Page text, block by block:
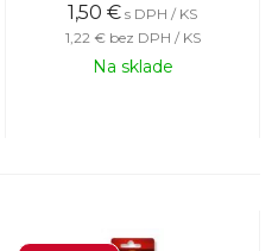
1,50 € s DPH / KS
1,22 € bez DPH / KS
Na sklade